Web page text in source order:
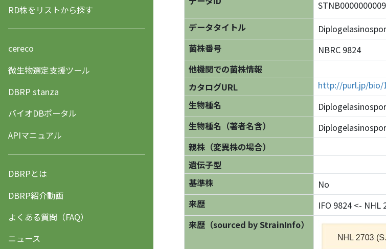
RD株をリストから探す
cereco
微生物選定支援ツール
DBRP stanza
バイオDBポータル
APIマニュアル
DBRPとは
DBRP紹介動画
よくある質問（FAQ）
ニュース
データタイトル
菌株番号
NBRC 9824
他機関での菌株情報
カタログURL
http://purl.jp/bio/
生物種名
生物種名（著者名含）
親株（変異株の場合）
遺伝子型
基準株
No
来歴
IFO 9824 <- NHL
来歴（sourced by StrainInfo）